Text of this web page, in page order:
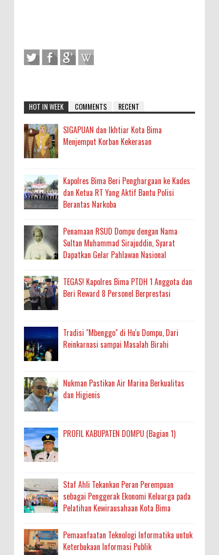
HOT IN WEEK COMMENTS RECENT
SIGAPUAN dan Ikhtiar Kota Bima
Menjemput Korban Kekerasan
Kapolres Bima Beri Penghargaan ke Kades
dan Ketua RT Yang Aktif Bantu Polisi
Berantas Narkoba
Penamaan RSUD Dompu dengan Nama
Sultan Muhammad Sirajuddin, Syarat
Dapatkan Gelar Pahlawan Nasional
TEGAS! Kapolres Bima PTDH 1 Anggota dan
Beri Reward 8 Personel Berprestasi
Tradisi "Mbenggo" di Hu'u Dompu, Dari
Reinkarnasi sampai Masalah Birahi
Nukman Pastikan Air Marina Berkualitas
dan Higienis
PROFIL KABUPATEN DOMPU (Bagian 1)
Staf Ahli Tekankan Peran Perempuan
sebagai Penggerak Ekonomi Keluarga pada
Pelatihan Kewirausahaan Kota Bima
Pemaanfaatan Teknologi Informatika untuk
Keterbukaan Informasi Publik